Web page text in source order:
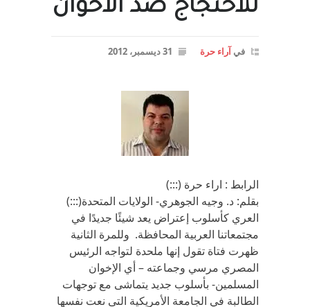
للاحتجاج ضد الاخوان
فيآراء حرة 31 ديسمبر، 2012
الرابط : اراء حرة (:::)
بقلم: د. وجيه الجوهري- الولايات المتحدة(:::)
العري كأسلوب إعتراض يعد شيئًا جديدًا في
مجتمعاتنا العربية المحافظة. وللمرة الثانية
ظهرت فتاة تقول إنها ملحدة لتواجه الرئيس
المصري مرسي وجماعته – أي الإخوان
المسلمين- بأسلوب جديد يتماشى مع توجهات
الطالبة في الجامعة الأمريكية التى نعت نفسها